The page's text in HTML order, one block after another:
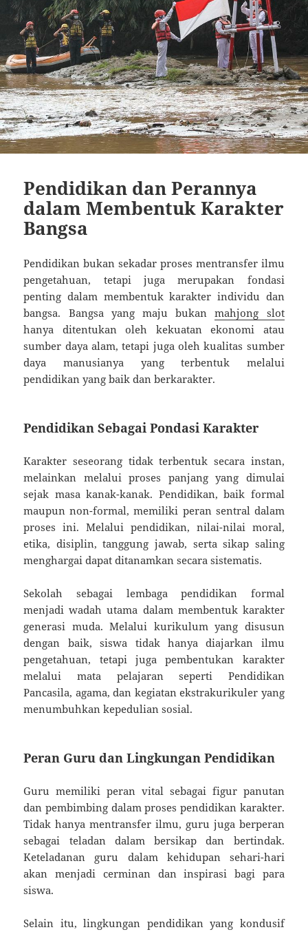
Pendidikan dan Perannya
dalam Membentuk Karakter
Bangsa
Pendidikan bukan sekadar proses mentransfer ilmu
pengetahuan, tetapi juga merupakan fondasi
penting dalam membentuk karakter individu dan
bangsa. Bangsa yang maju bukanmahjong slot
hanya ditentukan oleh kekuatan ekonomi atau
sumber daya alam, tetapi juga oleh kualitas sumber
daya manusianya yang terbentuk melalui
pendidikan yang baik dan berkarakter.
Pendidikan Sebagai Pondasi Karakter
Karakter seseorang tidak terbentuk secara instan,
melainkan melalui proses panjang yang dimulai
sejak masa kanak-kanak. Pendidikan, baik formal
maupun non-formal, memiliki peran sentral dalam
proses ini. Melalui pendidikan, nilai-nilai moral,
etika, disiplin, tanggung jawab, serta sikap saling
menghargai dapat ditanamkan secara sistematis.
Sekolah sebagai lembaga pendidikan formal
menjadi wadah utama dalam membentuk karakter
generasi muda. Melalui kurikulum yang disusun
dengan baik, siswa tidak hanya diajarkan ilmu
pengetahuan, tetapi juga pembentukan karakter
melalui mata pelajaran seperti Pendidikan
Pancasila, agama, dan kegiatan ekstrakurikuler yang
menumbuhkan kepedulian sosial.
Peran Guru dan Lingkungan Pendidikan
Guru memiliki peran vital sebagai figur panutan
dan pembimbing dalam proses pendidikan karakter.
Tidak hanya mentransfer ilmu, guru juga berperan
sebagai teladan dalam bersikap dan bertindak.
Keteladanan guru dalam kehidupan sehari-hari
akan menjadi cerminan dan inspirasi bagi para
siswa.
Selain itu, lingkungan pendidikan yang kondusif